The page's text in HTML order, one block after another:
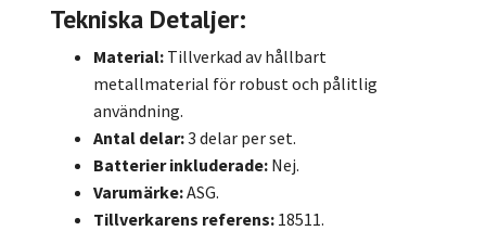
Tekniska Detaljer:
Material: Tillverkad av hållbart
metallmaterial för robust och pålitlig
användning.
Antal delar:3 delar per set.
Batterier inkluderade: Nej.
Varumärke:ASG.
Tillverkarens referens: 18511.